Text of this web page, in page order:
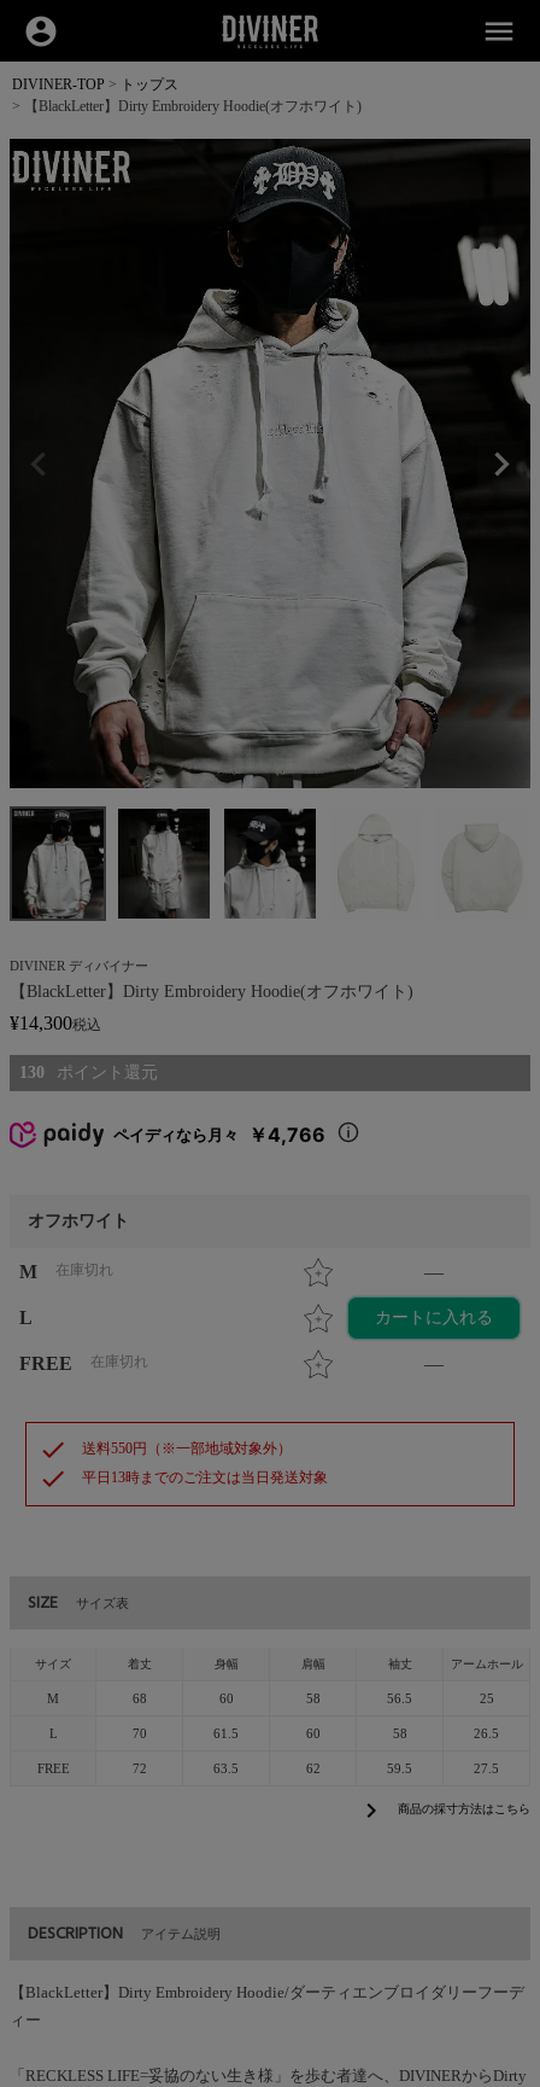
account_circle menu
DIVINER-TOP
トップス
【BlackLetter】Dirty Embroidery Hoodie(オフホワイト)
DIVINER ディバイナー
【BlackLetter】Dirty Embroidery Hoodie(オフホワイト)
¥14,300税込
130
ペイディなら月々 ￥4,766
オフホワイト
M 在庫切れ —
L カートに入れる
FREE 在庫切れ —
check 送料550円（※一部地域対象外）
check 平日13時までのご注文は当日発送対象
SIZE サイズ表
サイズ 着丈 身幅 肩幅 袖丈 アームホール
M 68 60 58 56.5 25
L 70 61.5 60 58 26.5
FREE 72 63.5 62 59.5 27.5
chevron_right 商品の採寸方法はこちら
DESCRIPTION アイテム説明
【BlackLetter】Dirty Embroidery Hoodie/ダーティエンブロイダリーフーデ
ィー
「RECKLESS LIFE=妥協のない生き様」を歩む者達へ、DIVINERからDirty